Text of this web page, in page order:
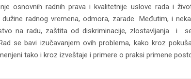
osnovnih radnih prava i kvalitetnije uslove rada i
radnog vremena, odmora, zarade. Međutim, i
na radu, zaštita od diskriminacije, zlostavljanja i
se bavi izučavanjem ovih problema, kako kroz
tako i kroz izveštaje i primere o praksi primene